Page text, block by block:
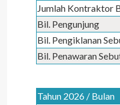
Jumlah Kontraktor
Bil. Pengunjung
Bil. Pengiklanan
Bil. Penawaran
Tahun 2026 / Bulan